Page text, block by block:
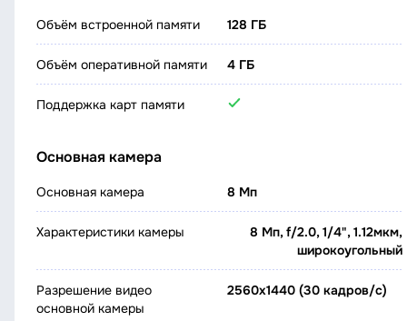
Объём встроенной памяти 128 ГБ
Объём оперативной памяти 4 ГБ
Поддержка карт памяти
Основная камера
Основная камера 8 Мп
Характеристики камеры
8 Мп, f/2.0, 1/4", 1.12мкм,
широкоугольный
Разрешение видео
основной камеры
2560x1440 (30 кадров/с)